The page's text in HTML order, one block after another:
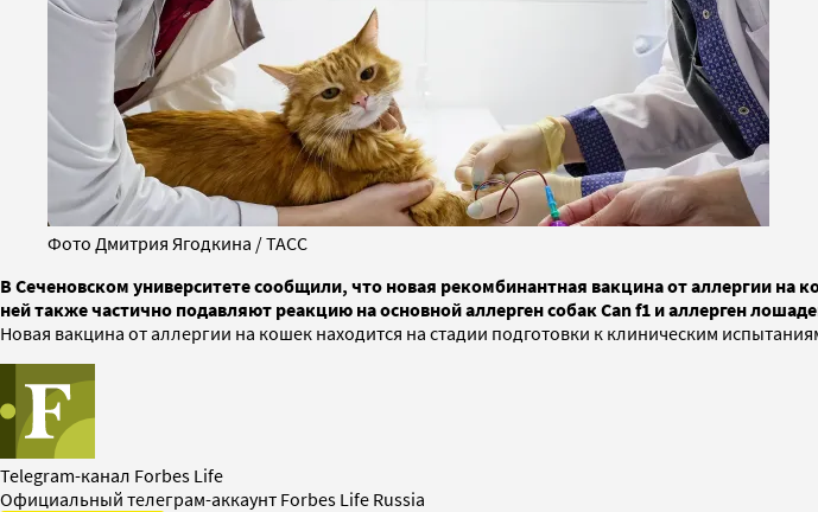
Фото Дмитрия Ягодкина / ТАСС
В Сеченовском университете сообщили, что новая рекомбинантная вакцина от аллергии
ней также частично подавляют реакцию на основной аллерген собак Can f1 и аллерген
Новая вакцина от аллергии на кошек находится на стадии подготовки к клиническим
Telegram-канал Forbes Life
Официальный телеграм-аккаунт Forbes Life Russia